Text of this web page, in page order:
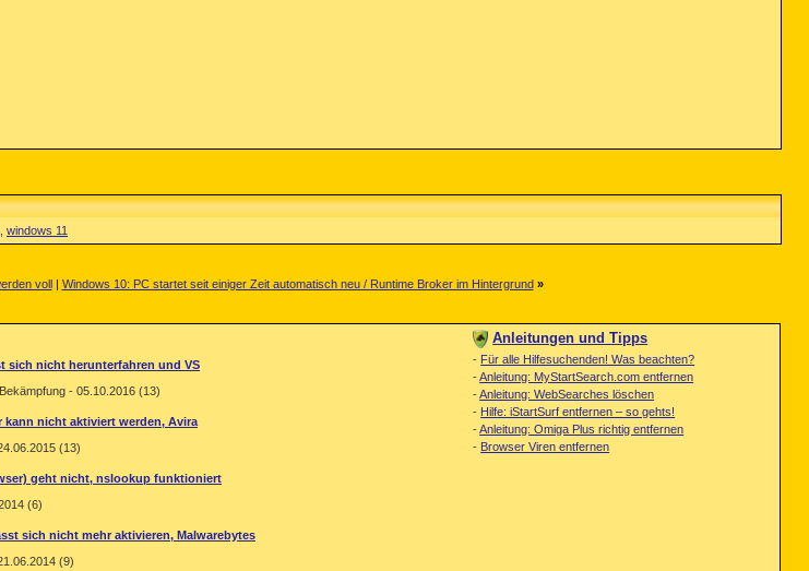
windows 11
voll| Windows 10: PC startet seit einiger Zeit automatisch neu / Runtime Broker im Hintergrund »
sich nicht herunterfahren und VS
- 05.10.2016 (13)
kann nicht aktiviert werden, Avira
(13)
geht nicht, nslookup funktioniert
(6)
sich nicht mehr aktivieren, Malwarebytes
(9)
Anleitungen und Tipps
- Für alle Hilfesuchenden! Was beachten?
-Anleitung: MyStartSearch.com entfernen
-Anleitung: WebSearches löschen
- Hilfe: iStartSurf entfernen – so gehts!
-Anleitung: Omiga Plus richtig entfernen
- Browser Viren entfernen